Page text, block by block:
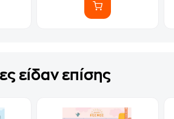
είδαν επίσης